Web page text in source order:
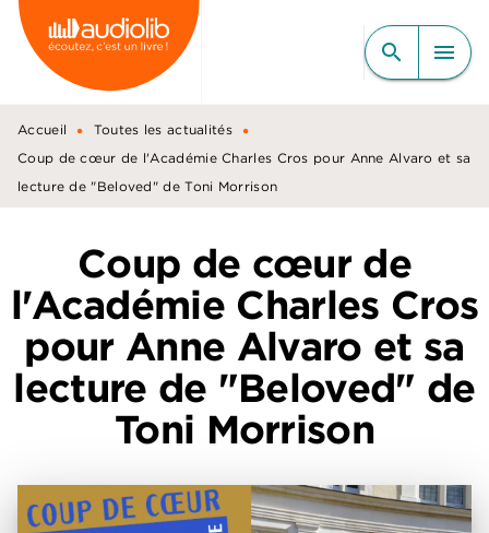
MENU RECHERCHE
CONTENU
PIED DE PAGE
search menu
Accueil • Toutes les actualités •
Coup de cœur de l'Académie Charles Cros pour Anne Alvaro et sa
lecture de "Beloved" de Toni Morrison
Coup de cœur de
l'Académie Charles Cros
pour Anne Alvaro et sa
lecture de "Beloved" de
Toni Morrison